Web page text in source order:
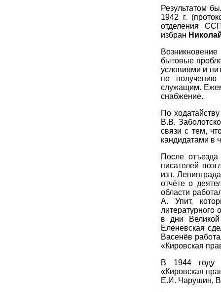
Результатом
1942 г.
отделения
избран
бытовые
условиями и
по получению
служащим.
снабжение.
По
В.В.
связи с тем,
кандидатами в
После
писателей
из г.
отчёте о
области
А. Упит,
литературного
в дни
Еленевская
Васенёв
«Кировская
В 1944 году
«Кировская
Е.И. Чарушин,